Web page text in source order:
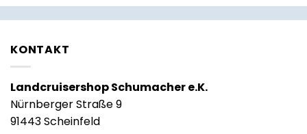
KONTAKT
Landcruisershop Schumacher e.K.
Nürnberger Straße 9
91443 Scheinfeld